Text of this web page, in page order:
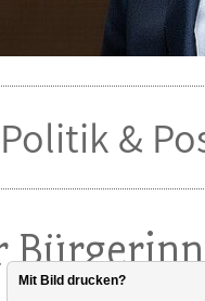
Politik &
Mit Bild drucken?